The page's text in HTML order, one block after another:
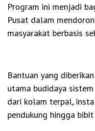
Program ini menjadi
Pusat dalam
masyarakat berbasis
Bantuan yang
utama budidaya
dari kolam terpal,
pendukung hingga